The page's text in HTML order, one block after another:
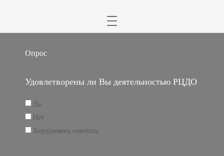
Опрос
Удовлетворены ли Вы деятельностью РЦДО
Да
Нет
Затрудняюсь ответить